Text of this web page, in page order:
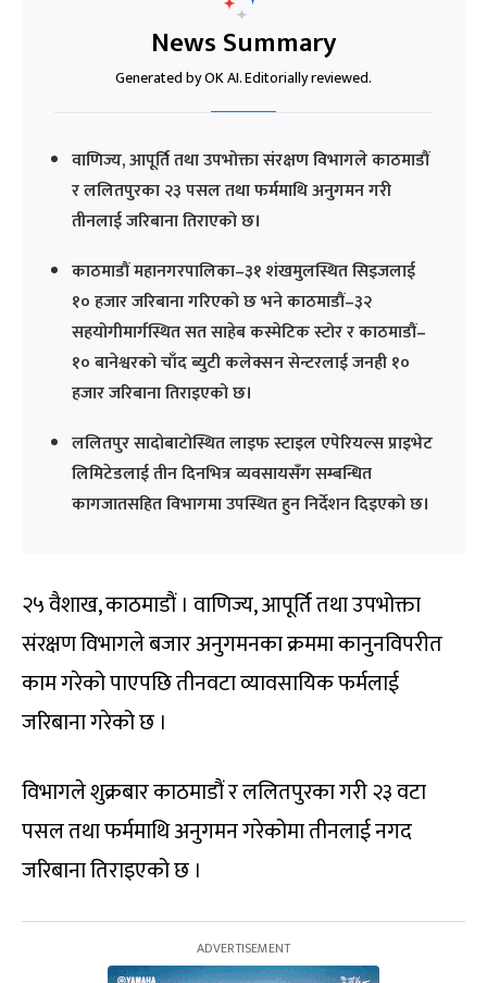
News Summary
Generated by OK AI. Editorially reviewed.
वाणिज्य, आपूर्ति तथा उपभोक्ता संरक्षण विभागले काठमाडौं
र ललितपुरका २३ पसल तथा फर्ममाथि अनुगमन गरी
तीनलाई जरिबाना तिराएको छ।
काठमाडौं महानगरपालिका–३१ शंखमुलस्थित सिइजलाई
१० हजार जरिबाना गरिएको छ भने काठमाडौं–३२
सहयोगीमार्गस्थित सत साहेब कस्मेटिक स्टोर र काठमाडौं–
१० बानेश्वरको चाँद ब्युटी कलेक्सन सेन्टरलाई जनही १०
हजार जरिबाना तिराइएको छ।
ललितपुर सादोबाटोस्थित लाइफ स्टाइल एपेरियल्स प्राइभेट
लिमिटेडलाई तीन दिनभित्र व्यवसायसँग सम्बन्धित
कागजातसहित विभागमा उपस्थित हुन निर्देशन दिइएको छ।
२५ वैशाख, काठमाडौं । वाणिज्य, आपूर्ति तथा उपभोक्ता
संरक्षण विभागले बजार अनुगमनका क्रममा कानुनविपरीत
काम गरेको पाएपछि तीनवटा व्यावसायिक फर्मलाई
जरिबाना गरेको छ ।
विभागले शुक्रबार काठमाडौं र ललितपुरका गरी २३ वटा
पसल तथा फर्ममाथि अनुगमन गरेकोमा तीनलाई नगद
जरिबाना तिराइएको छ ।